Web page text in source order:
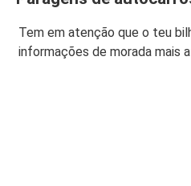
Tem em atenção que o teu
informações de morada mais